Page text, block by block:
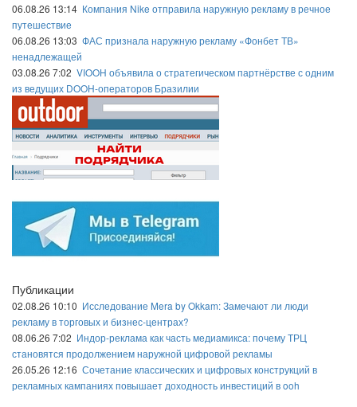
06.08.26 13:14 Компания Nike отправила наружную рекламу в речное
путешествие
06.08.26 13:03 ФАС признала наружную рекламу «Фонбет ТВ»
ненадлежащей
03.08.26 7:02 VIOOH объявила о стратегическом партнёрстве с одним
из ведущих DOOH-операторов Бразилии
Публикации
02.08.26 10:10 Исследование Mera by Okkam: Замечают ли люди
рекламу в торговых и бизнес-центрах?
08.06.26 7:02 Индор-реклама как часть медиамикса: почему ТРЦ
становятся продолжением наружной цифровой рекламы
26.05.26 12:16 Сочетание классических и цифровых конструкций в
рекламных кампаниях повышает доходность инвестиций в ooh